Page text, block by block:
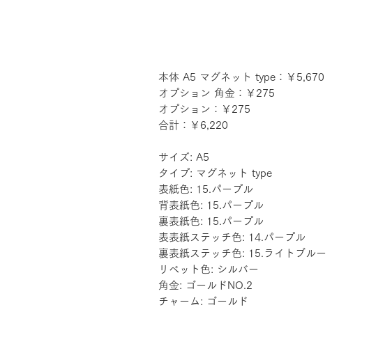
本体 A5 マグネット type：￥5,670
オプション 角金：￥275
オプション：￥275
合計：￥6,220
サイズ: A5
タイプ: マグネット type
表紙色: 15.パープル
背表紙色: 15.パープル
裏表紙色: 15.パープル
表表紙ステッチ色: 14.パープル
裏表紙ステッチ色: 15.ライトブルー
リベット色: シルバー
角金: ゴールドNO.2
チャーム: ゴールド